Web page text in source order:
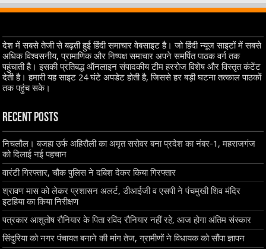
देश में सबसे तेजी से बढ़ती हुई हिंदी समाचार वेबसाइट है। जो हिंदी न्यूज साइटों में सबसे
अधिक विश्वसनीय, प्रामाणिक और निष्पक्ष समाचार अपने समर्पित पाठक वर्ग तक
पहुंचाती है। इसकी प्रतिबद्ध ऑनलाइन संपादकीय टीम हररोज विशेष और विस्तृत कंटेंट
देती है। हमारी यह साइट 24 घंटे अपडेट होती है, जिससे हर बड़ी घटना तत्काल पाठकों
तक पहुंच सके।
Recent Posts
निचलौल। बजहा उर्फ अहिरौली का अमृत सरोवर बना प्रदेश का नंबर-1, महराजगंज
को दिलाई नई पहचान
वारंटी गिरफ्तार, चौक पुलिस ने दबिश देकर किया गिरफ्तार
श्रावण मास को लेकर प्रशासन अलर्ट, डीआईजी व एसपी ने पंचमुखी शिव मंदिर
इटहिया का किया निरीक्षण
पत्रकार आशुतोष रौनियार के पिता रविंद रौनियार नहीं रहे, आज होगा अंतिम संस्कार
सिंदुरिया को नगर पंचायत बनाने की मांग तेज, ग्रामीणों ने विधायक को सौंपा ज्ञापन